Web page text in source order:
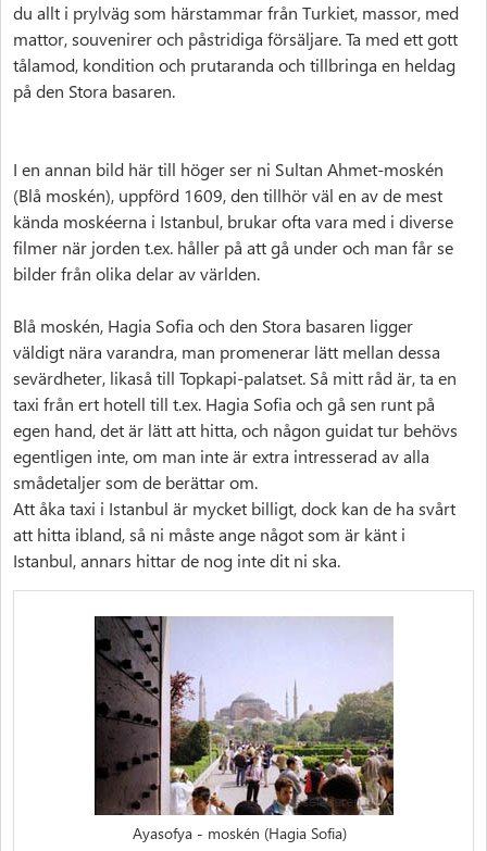
du allt i prylväg som härstammar från Turkiet, massor, med
mattor, souvenirer och påstridiga försäljare. Ta med ett gott
tålamod, kondition och prutaranda och tillbringa en heldag
på den Stora basaren.
I en annan bild här till höger ser ni Sultan Ahmet-moskén
(Blå moskén), uppförd 1609, den tillhör väl en av de mest
kända moskéerna i Istanbul, brukar ofta vara med i diverse
filmer när jorden t.ex. håller på att gå under och man får se
bilder från olika delar av världen.
Blå moskén, Hagia Sofia och den Stora basaren ligger
väldigt nära varandra, man promenerar lätt mellan dessa
sevärdheter, likaså till Topkapi-palatset. Så mitt råd är, ta en
taxi från ert hotell till t.ex. Hagia Sofia och gå sen runt på
egen hand, det är lätt att hitta, och någon guidat tur behövs
egentligen inte, om man inte är extra intresserad av alla
smådetaljer som de berättar om.
Att åka taxi i Istanbul är mycket billigt, dock kan de ha svårt
att hitta ibland, så ni måste ange något som är känt i
Istanbul, annars hittar de nog inte dit ni ska.
Ayasofya - moskén (Hagia Sofia)